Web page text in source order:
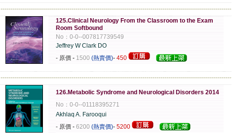
---------------------------------------------------------------------------------------------------------------------
125.Clinical Neurology From the Classroom to the Exam
Room Softbound
No：0-0--007817739549
Jeffrey W Clark DO
- 原價 - 1500 (熱賣價)- 450
---------------------------------------------------------------------------------------------------------------------
126.Metabolic Syndrome and Neurological Disorders 2014
No：0-0--01118395271
Akhlaq A. Farooqui
- 原價 - 6200 (熱賣價)- 5200